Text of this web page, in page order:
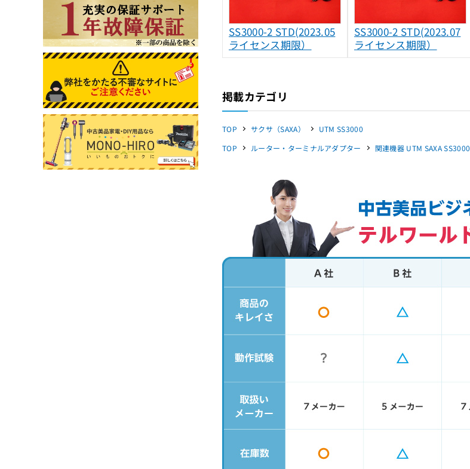
SS3000-2 STD(2023.05
ライセンス期限）
SS3000-2 STD(2023.07
ライセンス期限）
掲載カテゴリ
TOP サクサ（SAXA）
UTM SS3000
TOP
ルーター・ターミナルアダプター 関連機器 UTM SAXA SS3000